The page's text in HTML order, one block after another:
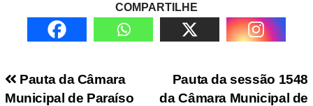
COMPARTILHE
Navegação de PostPauta da sessão 1548
da Câmara Municipal de
Pauta da Câmara
Municipal de Paraíso